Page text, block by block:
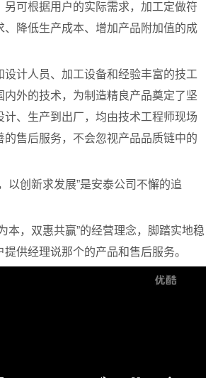
另可根据用户的实际需求，加工定做符
、降低生产成本、增加产品附加值的成
设计人员、加工设备和经验丰富的技工
内外的技术，为制造精良产品奠定了坚
计、生产到出厂，均由技术工程师现场
的售后服务，不会忽视产品品质链中的
以创新求发展”是安泰公司不懈的追
本，双惠共赢”的经营理念，脚踏实地稳
提供经理说那个的产品和售后服务。